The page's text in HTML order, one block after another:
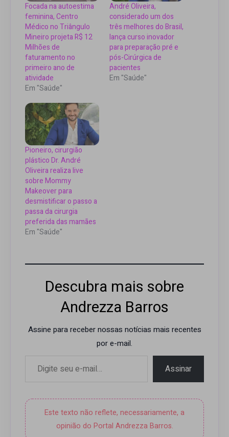
Focada na autoestima
feminina, Centro
Médico no Triângulo
Mineiro projeta R$ 12
Milhões de
faturamento no
primeiro ano de
atividade
Em "Saúde"
André Oliveira,
considerado um dos
três melhores do Brasil,
lança curso inovador
para preparação pré e
pós-Cirúrgica de
pacientes
Em "Saúde"
Pioneiro, cirurgião
plástico Dr. André
Oliveira realiza live
sobre Mommy
Makeover para
desmistificar o passo a
passa da cirurgia
preferida das mamães
Em "Saúde"
Descubra mais sobre
Andrezza Barros
Assine para receber nossas notícias mais recentes
por e-mail.
Assinar
Este texto não reflete, necessariamente, a
opinião do Portal Andrezza Barros.